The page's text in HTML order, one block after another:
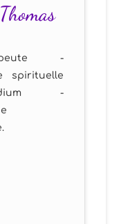
-
spirituelle
-